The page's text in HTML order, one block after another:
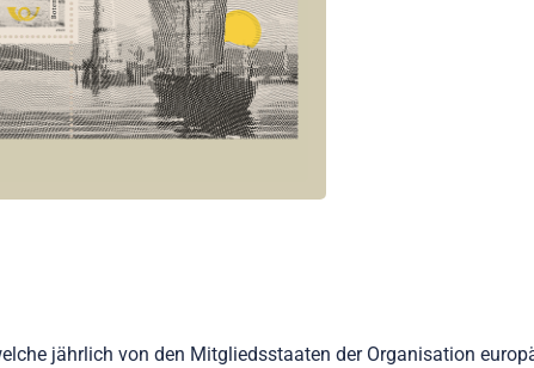
jährlich von den Mitgliedsstaaten der Organisation